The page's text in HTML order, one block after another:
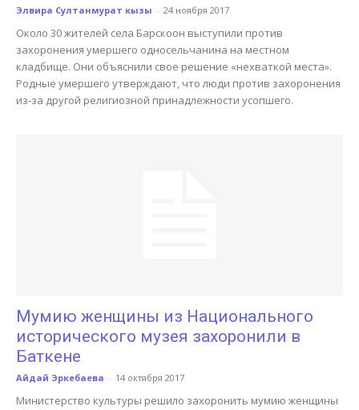
Элвира Султанмурат кызы - 24 ноября 2017
Около 30 жителей села Барскоон выступили против
захоронения умершего односельчанина на местном
кладбище. Они объяснили свое решение «нехваткой места».
Родные умершего утверждают, что люди против захоронения
из-за другой религиозной принадлежности усопшего.
Мумию женщины из Национального
исторического музея захоронили в
Баткене
Айдай Эркебаева - 14 октября 2017
Министерство культуры решило захоронить мумию женщины